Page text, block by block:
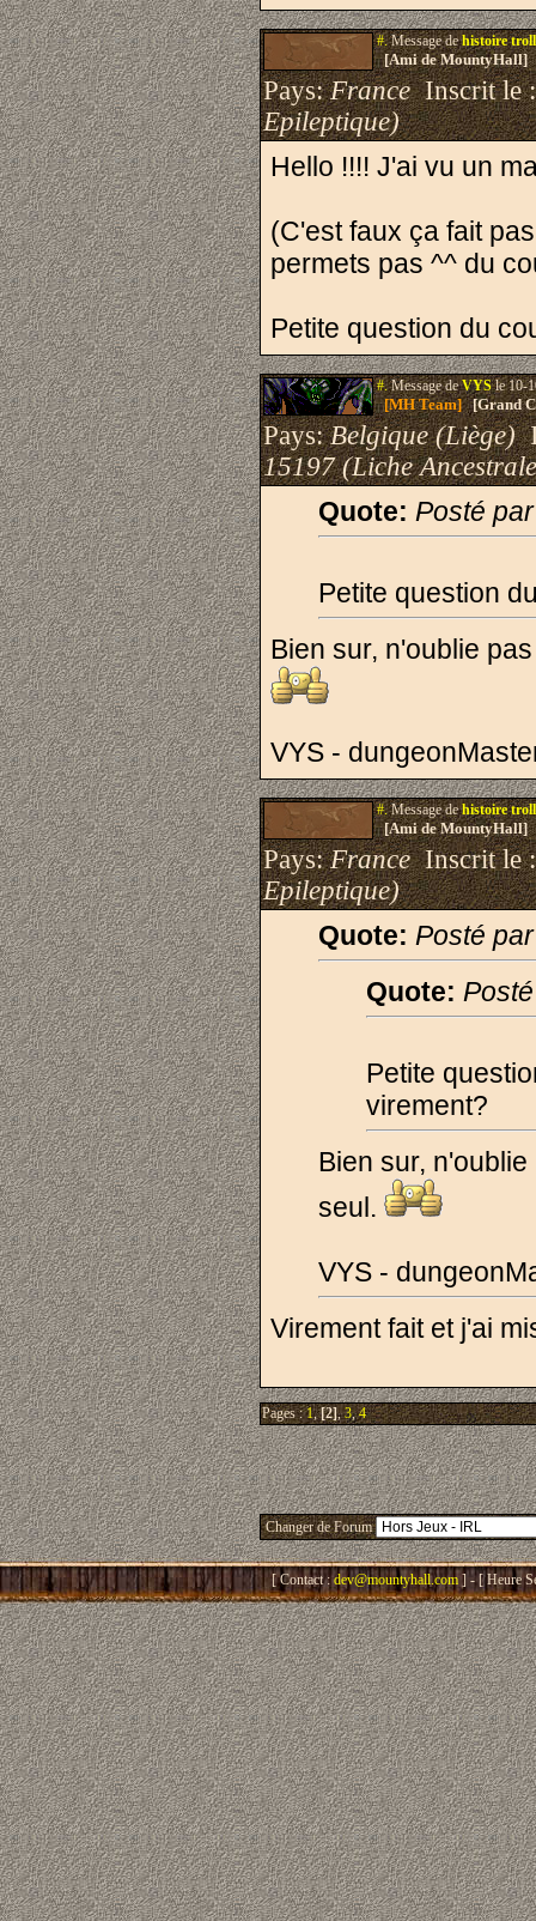
#.Message dehistoire troll
[Ami de MountyHall]
Pays:FranceInscrit le
Epileptique)
Hello !!!! J'ai vu un
(C'est faux ça fait
permets pas ^^ du
Petite question du
#.Message deVYSle 10-
[MH Team][Grand
Pays:Belgique (Liège)
15197 (Liche
Quote: Posté
Petite question
Bien sur, n'oublie
VYS -
#.Message dehistoire troll
[Ami de MountyHall]
Pays:FranceInscrit le
Epileptique)
Quote: Posté
Quote:
Petite
virement?
Bien sur,
seul.
VYS -
Virement fait et j'ai
Pages :1,[2],3,4
Changer de Forum
[ Contact : dev@mountyhall.com ] - [ Heure